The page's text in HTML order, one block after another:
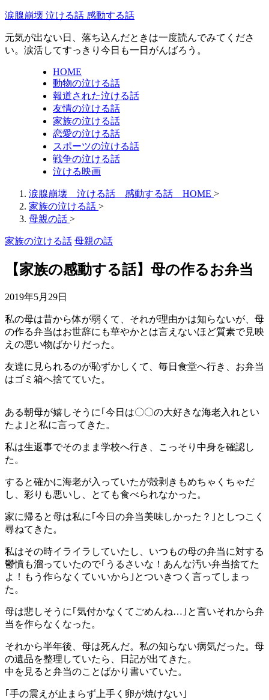
涙腺崩壊 泣ける話 感動する話
元気が出ない日、落ち込んだときは一度読んでみてくださ
い。涙活してすっきり今日も一日がんばろう。
HOME
動物の泣ける話
報道された泣ける話
友情の泣ける話
家族の泣ける話
恋愛の泣ける話
スポーツの泣ける話
戦争の泣ける話
泣ける映画
涙腺崩壊 泣ける話 感動する話 HOME >
家族の泣ける話 >
母親の話 >
家族の泣ける話 母親の話
【家族の感動する話】母の作るお弁当
2019年5月29日
私の母は昔から体が弱くて、それが理由かは知らないが、母
の作る弁当はお世辞にも華やかとは言えないほど質素で見映
えの悪い物ばかりだった。
友達に見られるのが恥ずかしくて、毎日食堂へ行き、お弁当
はゴミ箱へ捨てていた。
ある朝母が嬉しそうに｢今日は〇〇の大好きな海老入れとい
たよ｣と私に言ってきた。
私は生返事でそのまま学校へ行き、こっそり中身を確認し
た。
すると確かに海老が入っていたが殻剥きもめちゃくちゃだ
し、彩りも悪いし、とても食べられなかった。
家に帰ると母は私に｢今日の弁当美味しかった？｣としつこく
尋ねてきた。
私はその時イライラしていたし、いつもの母の弁当に対する
鬱憤も溜っていたので｢うるさいな！あんな汚い弁当捨てた
よ！もう作らなくていいから｣とついきつく言ってしまっ
た。
母は悲しそうに｢気付かなくてごめんね…｣と言いそれから弁
当を作らなくなった。
それから半年後、母は死んだ。私の知らない病気だった。母
の遺品を整理していたら、日記が出てきた。
中を見ると弁当のことばかり書いていた。
｢手の震えが止まらず上手く卵が焼けない｣